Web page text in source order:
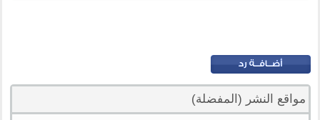
مواقع النشر (المفضلة)